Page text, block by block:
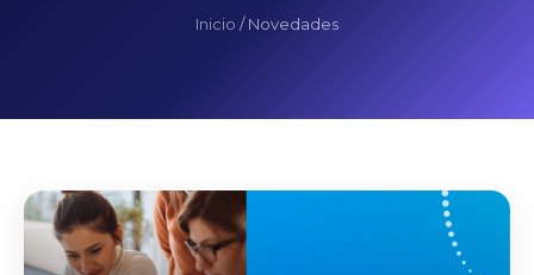
Inicio /Novedades